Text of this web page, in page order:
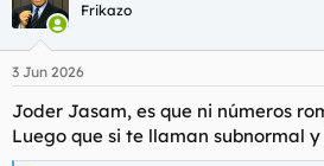
Frikazo
3 Jun 2026
Joder Jasam, es que ni números
Luego que si te llaman subnormal